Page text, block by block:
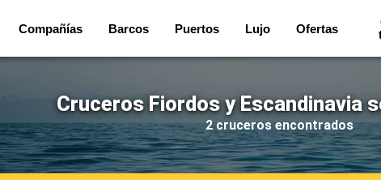
Compañías Barcos Puertos Lujo Ofertas
Cruceros Fiordos y Escandinavia
2 cruceros encontrados